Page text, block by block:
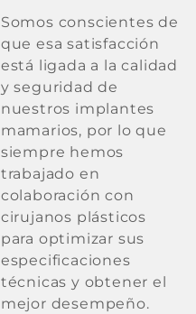
Somos conscientes de
que esa satisfacción
está ligada a la calidad
y seguridad de
nuestros implantes
mamarios, por lo que
siempre hemos
trabajado en
colaboración con
cirujanos plásticos
para optimizar sus
especificaciones
técnicas y obtener el
mejor desempeño.